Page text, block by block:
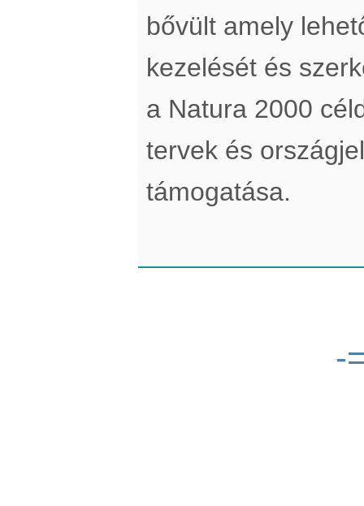
bővült amely
kezelését és
a Natura 2000
tervek és
támogatása.
-